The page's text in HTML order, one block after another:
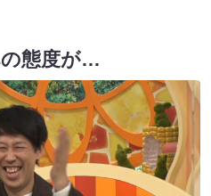
の態度が…